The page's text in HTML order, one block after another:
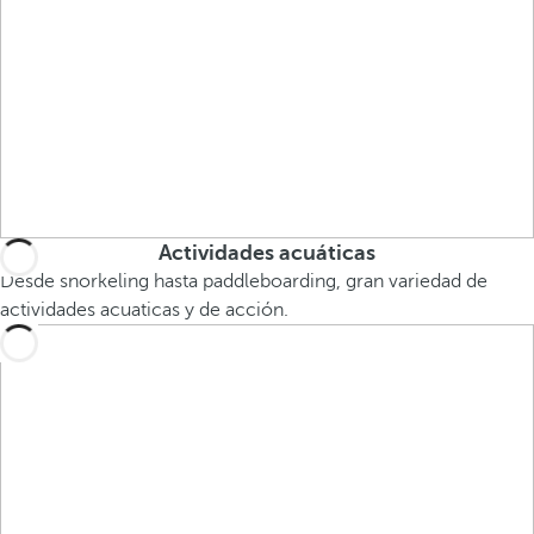
Actividades acuáticas
Desde snorkeling hasta paddleboarding, gran variedad de
actividades acuaticas y de acción.